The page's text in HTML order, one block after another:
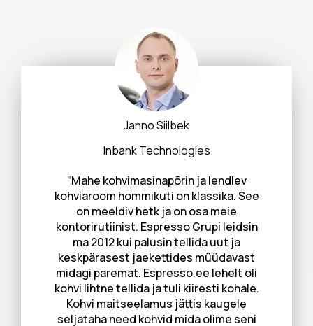
Janno Siilbek
Inbank Technologies
“Mahe kohvimasinapõrin ja lendlev
kohviaroom hommikuti on klassika. See
on meeldiv hetk ja on osa meie
kontorirutiinist. Espresso Grupi leidsin
ma 2012 kui palusin tellida uut ja
keskpärasest jaekettides müüdavast
midagi paremat. Espresso.ee lehelt oli
kohvi lihtne tellida ja tuli kiiresti kohale.
Kohvi maitseelamus jättis kaugele
seljataha need kohvid mida olime seni